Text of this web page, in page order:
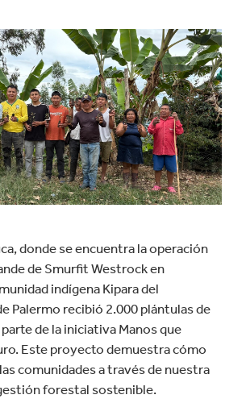
donde se encuentra la operación
de Smurfit Westrock en
indígena Kipara del
Palermo recibió 2.000 plántulas de
de la iniciativa Manos que
Este proyecto demuestra cómo
comunidades a través de nuestra
forestal sostenible.